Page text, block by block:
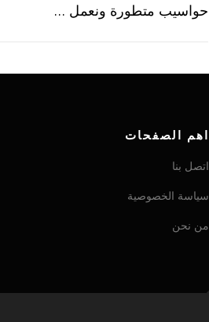
حواسيب متطورة ونعمل …
اهم الصفحات
اتصل بنا
سياسة الخصوصية
من نحن